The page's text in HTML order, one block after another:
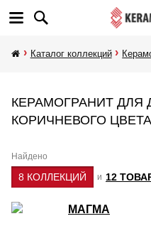
Каталог коллекций
КЕРАМОГРАНИТ ДЛЯ
КОРИЧНЕВОГО ЦВЕТА
Найдено
8 КОЛЛЕКЦИЙ и 12